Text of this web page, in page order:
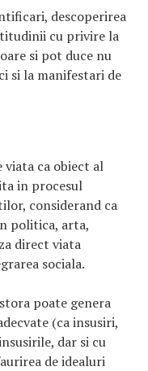
descoperirea
cu privire la
si pot duce nu
si la manifestari de
viata ca obiect al
in procesul
considerand ca
politica, arta,
direct viata
sociala.
poate genera
(ca insusiri,
dar si cu
de idealuri